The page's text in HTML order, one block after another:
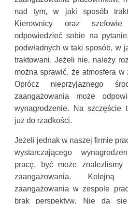
nad tym, w jaki sposób
Kierownicy oraz szefowie
odpowiedzieć sobie na
podwładnych w taki sposób, w
traktowani. Jeżeli nie, należy
można sprawić, że atmosfera w
Oprócz nieprzyjaznego
zaangażowania może
wynagrodzenie. Na szczęście
już do rzadkości.
Jeżeli jednak w naszej firmie
wystarczającego
pracę, być może znalezlismy
zaangażowania. Kolejną
zaangażowania w zespole
brak perspektyw. Nie da